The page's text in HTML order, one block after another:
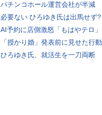
パチンコホール運営会社が半減
必要ない ひろゆき氏は出馬せず?
AI予約に店側激怒「もはやテロ」
「授かり婚」発表前に見せた行動
ひろゆき氏、就活生を一刀両断